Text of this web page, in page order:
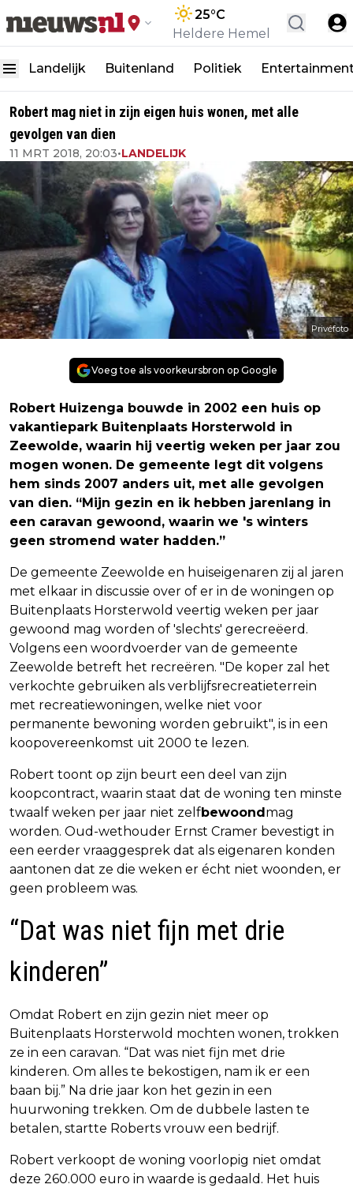
25°C
Heldere Hemel
Landelijk Buitenland Politiek
Robert mag niet in zijn eigen huis wonen, met alle
gevolgen van dien
11 MRT 2018, 20:03•LANDELIJK
Privéfoto
Voeg toe als voorkeursbron op Google
Robert Huizenga bouwde in 2002 een huis op
vakantiepark Buitenplaats Horsterwold in
Zeewolde, waarin hij veertig weken per jaar zou
mogen wonen. De gemeente legt dit volgens
hem sinds 2007 anders uit, met alle gevolgen
van dien. “Mijn gezin en ik hebben jarenlang in
een caravan gewoond, waarin we 's winters
geen stromend water hadden.”
De gemeente Zeewolde en huiseigenaren zij al jaren
met elkaar in discussie over of er in de woningen op
Buitenplaats Horsterwold veertig weken per jaar
gewoond mag worden of 'slechts' gerecreëerd.
Volgens een woordvoerder van de gemeente
Zeewolde betreft het recreëren. "De koper zal het
verkochte gebruiken als verblijfsrecreatieterrein
met recreatiewoningen, welke niet voor
permanente bewoning worden gebruikt", is in een
koopovereenkomst uit 2000 te lezen.
Robert toont op zijn beurt een deel van zijn
koopcontract, waarin staat dat de woning ten minste
twaalf weken per jaar niet zelfbewoond mag
worden. Oud-wethouder Ernst Cramer bevestigt in
een eerder vraaggesprek dat als eigenaren konden
aantonen dat ze die weken er écht niet woonden, er
geen probleem was.
“Dat was niet fijn met drie
kinderen”
Omdat Robert en zijn gezin niet meer op
Buitenplaats Horsterwold mochten wonen, trokken
ze in een caravan. “Dat was niet fijn met drie
kinderen. Om alles te bekostigen, nam ik er een
baan bij.” Na drie jaar kon het gezin in een
huurwoning trekken. Om de dubbele lasten te
betalen, startte Roberts vrouw een bedrijf.
Robert verkoopt de woning voorlopig niet omdat
deze 260.000 euro in waarde is gedaald. Het huis